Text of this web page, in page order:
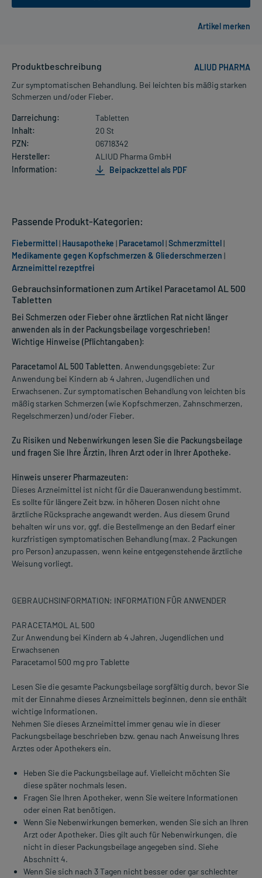
Produktbeschreibung
ALIUD PHARMA
Zur symptomatischen Behandlung. Bei leichten bis mäßig starken
Schmerzen und/oder Fieber.
Darreichung:
Tabletten
Inhalt:
20 St
PZN:
06718342
Hersteller:
ALIUD Pharma GmbH
Information:
Beipackzettel als PDF
Gebrauchsinformationen zum Artikel Paracetamol AL 500
Tabletten
Bei Schmerzen oder Fieber ohne ärztlichen Rat nicht länger
anwenden als in der Packungsbeilage vorgeschrieben!
Wichtige Hinweise (Pflichtangaben):
Paracetamol AL 500 Tabletten. Anwendungsgebiete: Zur
Anwendung bei Kindern ab 4 Jahren, Jugendlichen und
Erwachsenen. Zur symptomatischen Behandlung von leichten bis
mäßig starken Schmerzen (wie Kopfschmerzen, Zahnschmerzen,
Regelschmerzen) und/oder Fieber.
Zu Risiken und Nebenwirkungen lesen Sie die Packungsbeilage
und fragen Sie Ihre Ärztin, Ihren Arzt oder in Ihrer Apotheke.
Hinweis unserer Pharmazeuten:
Dieses Arzneimittel ist nicht für die Daueranwendung bestimmt.
Es sollte für längere Zeit bzw. in höheren Dosen nicht ohne
ärztliche Rücksprache angewandt werden. Aus diesem Grund
behalten wir uns vor, ggf. die Bestellmenge an den Bedarf einer
kurzfristigen symptomatischen Behandlung (max. 2 Packungen
pro Person) anzupassen, wenn keine entgegenstehende ärztliche
Weisung vorliegt.
GEBRAUCHSINFORMATION: INFORMATION FÜR ANWENDER
PARACETAMOL AL 500
Zur Anwendung bei Kindern ab 4 Jahren, Jugendlichen und
Erwachsenen
Paracetamol 500 mg pro Tablette
Lesen Sie die gesamte Packungsbeilage sorgfältig durch, bevor Sie
mit der Einnahme dieses Arzneimittels beginnen, denn sie enthält
wichtige Informationen.
Nehmen Sie dieses Arzneimittel immer genau wie in dieser
Packungsbeilage beschrieben bzw. genau nach Anweisung Ihres
Arztes oder Apothekers ein.
Heben Sie die Packungsbeilage auf. Vielleicht möchten Sie
diese später nochmals lesen.
Fragen Sie Ihren Apotheker, wenn Sie weitere Informationen
oder einen Rat benötigen.
Wenn Sie Nebenwirkungen bemerken, wenden Sie sich an Ihren
Arzt oder Apotheker. Dies gilt auch für Nebenwirkungen, die
nicht in dieser Packungsbeilage angegeben sind. Siehe
Abschnitt 4.
Wenn Sie sich nach 3 Tagen nicht besser oder gar schlechter
Passende Produkt-Kategorien:
Fiebermittel| Hausapotheke | Paracetamol|Schmerzmittel|
Medikamente gegen Kopfschmerzen & Gliederschmerzen |
Arzneimittel rezeptfrei